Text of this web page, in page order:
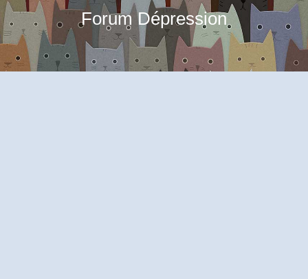
Forum Dépression